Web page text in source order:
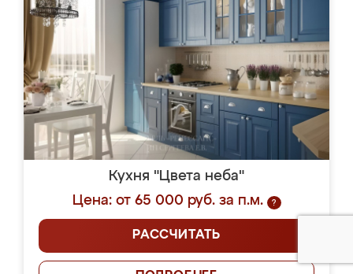
Кухня "Цвета неба"
Цена: от 65 000 руб. за п.м.
?
РАССЧИТАТЬ